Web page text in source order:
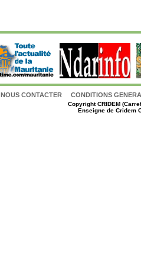
NOUS CONTACTER CONDITIONS
CopyrightCRIDEM
Enseigne de Cridem